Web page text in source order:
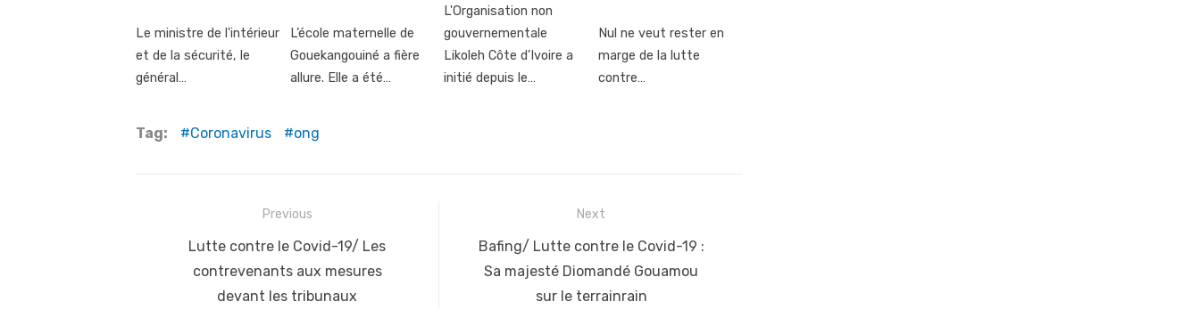
Le ministre de l'intérieur
et de la sécurité, le
général…
L’école maternelle de
Gouekangouiné a fière
allure. Elle a été…
L'Organisation non
gouvernementale
Likoleh Côte d'Ivoire a
initié depuis le…
Nul ne veut rester en
marge de la lutte
contre…
Tag: Coronavirus ong
navigation
Previous
Previous
post:
Lutte contre le Covid-19/ Les
contrevenants aux mesures
devant les tribunaux
Next
Next
post:
Bafing/ Lutte contre le Covid-19 :
Sa majesté Diomandé Gouamou
sur le terrainrain